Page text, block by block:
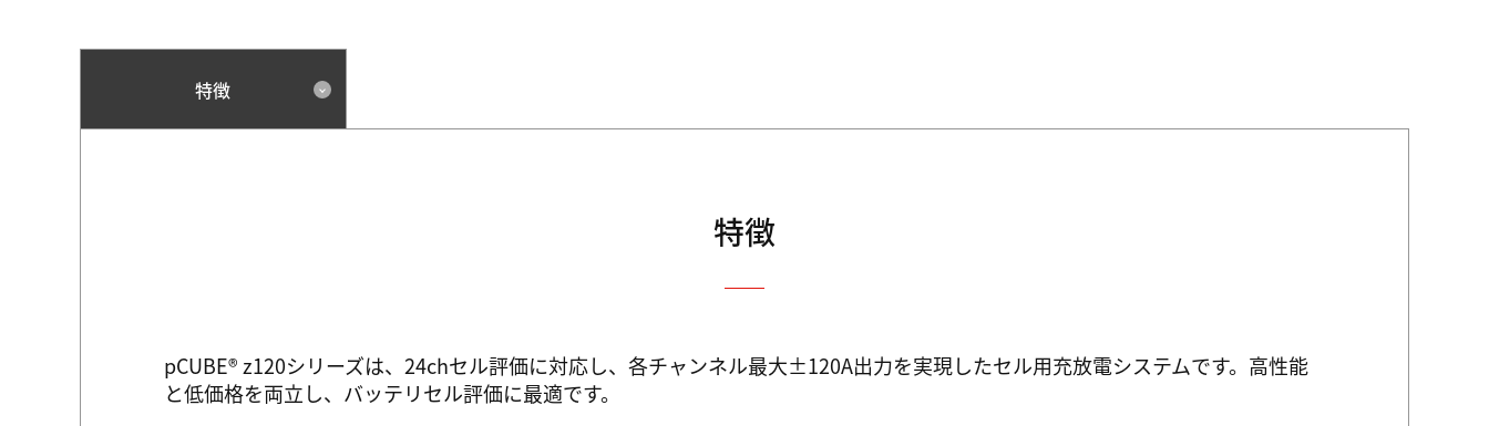
特徴
特徴
pCUBE® z120シリーズは、24chセル評価に対応し、各チャンネル最大±120A出力を実現したセル用充放電システムです。高性能
と低価格を両立し、バッテリセル評価に最適です。